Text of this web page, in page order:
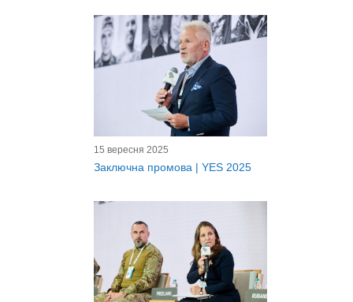
15 вересня 2025
Заключна промова | YES 2025